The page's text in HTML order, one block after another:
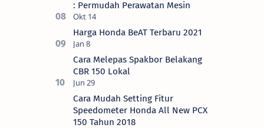
: Permudah Perawatan Mesin
Harga Honda BeAT Terbaru 2021
Cara Melepas Spakbor Belakang
CBR 150 Lokal
Cara Mudah Setting Fitur
Speedometer Honda All New PCX
150 Tahun 2018